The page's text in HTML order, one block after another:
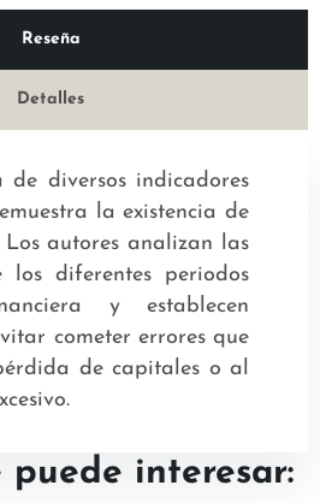
Reseña
Detalles
de diversos indicadores
la existencia de
Los autores analizan las
los diferentes periodos
y establecen
cometer errores que
de capitales o al
puede interesar: